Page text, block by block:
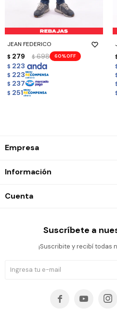
JEAN FEDERICO
$ 279 $ 698 60
$ 223
$ 223
$ 237
$ 251
Empresa
Información
Cuenta
Suscríbete a
¡Suscribite y recibí todas
  